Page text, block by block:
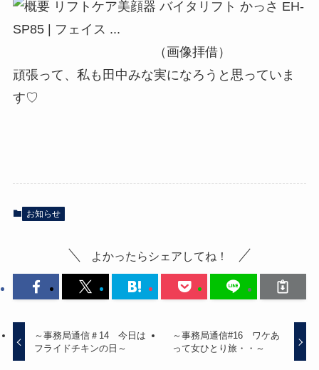
（画像拝借）
頑張って、私も田中みな実になろうと思っていま
す♡
お知らせ
よかったらシェアしてね！
～事務局通信＃14 今日は
フライドチキンの日～
～事務局通信#16 ワケあ
って女ひとり旅・・～